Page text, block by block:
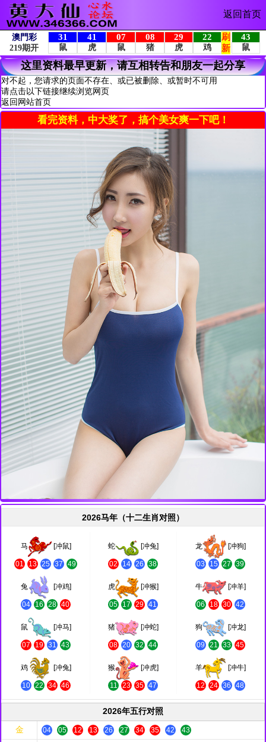
返回首页
这里资料最早更新，请互相转告和朋友一起分享
对不起，您请求的页面不存在、或已被删除、或暂时不可用
请点击以下链接继续浏览网页
返回网站首页
看完资料，中大奖了，搞个美女爽一下吧！
2026马年（十二生肖对照）
马 [冲鼠]
01 13 25 37 49
蛇 [冲兔]
02 14 26 38
龙 [冲狗]
03 15 27 39
兔 [冲鸡]
04 16 28 40
虎 [冲猴]
05 17 29 41
牛 [冲羊]
06 18 30 42
鼠 [冲马]
07 19 31 43
猪 [冲蛇]
08 20 32 44
狗 [冲龙]
09 21 33 45
鸡 [冲兔]
10 22 34 46
猴 [冲虎]
11 23 35 47
羊 [冲牛]
12 24 36 48
2026年五行对照
金
04 05 12 13 26 27 34 35 42 43